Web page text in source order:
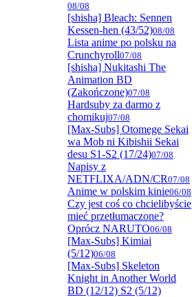
08/08
[shisha] Bleach: Sennen
Kessen-hen (43/52)08/08
Lista anime po polsku na
Crunchyroll07/08
[shisha] Nukitashi The
Animation BD
(Zakończone)07/08
Hardsuby za darmo z
chomikuj07/08
[Max-Subs] Otomege Sekai
wa Mob ni Kibishii Sekai
desu S1-S2 (17/24)07/08
Napisy z
NETFLIXA/ADN/CR07/08
Anime w polskim kinie06/08
Czy jest coś co chcielibyście
mieć przetłumaczone?
Oprócz NARUTO06/08
[Max-Subs] Kimiai
(5/12)06/08
[Max-Subs] Skeleton
Knight in Another World
BD (12/12) S2 (5/12)